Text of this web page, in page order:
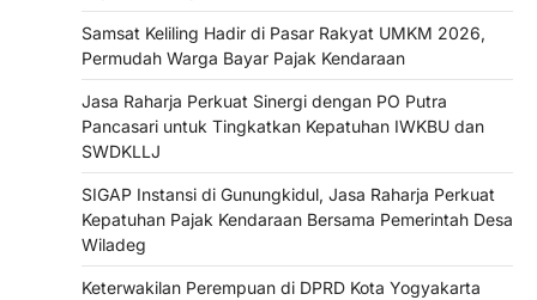
Samsat Keliling Hadir di Pasar Rakyat UMKM 2026,
Permudah Warga Bayar Pajak Kendaraan
Jasa Raharja Perkuat Sinergi dengan PO Putra
Pancasari untuk Tingkatkan Kepatuhan IWKBU dan
SWDKLLJ
SIGAP Instansi di Gunungkidul, Jasa Raharja Perkuat
Kepatuhan Pajak Kendaraan Bersama Pemerintah Desa
Wiladeg
Keterwakilan Perempuan di DPRD Kota Yogyakarta